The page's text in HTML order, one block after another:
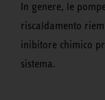
In genere, le
riscaldamento
inibitore chimico
sistema.